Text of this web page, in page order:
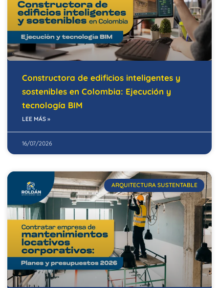
Constructora de edificios inteligentes y
sostenibles en Colombia: Ejecución y
tecnología BIM
LEE MÁS »
16/07/2026
ARQUITECTURA SUSTENTABLE